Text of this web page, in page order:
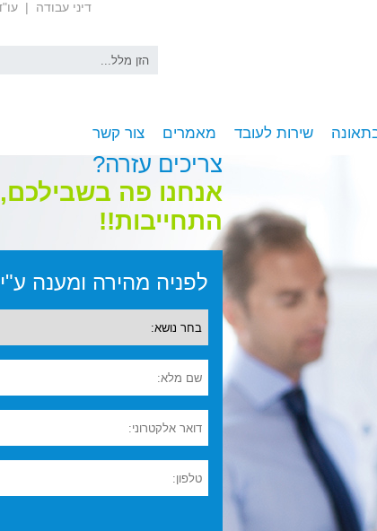
דיני עבודה |
צריכים עזרה?
אנחנו פה
התחייבות!!
לפניה מהירה ומענה ע"י
שירות לעובד מאמרים צור קשר